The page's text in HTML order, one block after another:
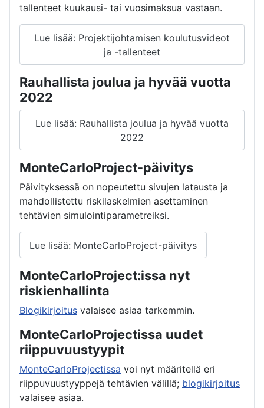
tallenteet kuukausi- tai vuosimaksua vastaan.
Lue lisää: Projektijohtamisen koulutusvideot
ja -tallenteet
Rauhallista joulua ja hyvää vuotta
2022
Lue lisää: Rauhallista joulua ja hyvää vuotta
2022
MonteCarloProject-päivitys
Päivityksessä on nopeutettu sivujen latausta ja
mahdollistettu riskilaskelmien asettaminen
tehtävien simulointiparametreiksi.
Lue lisää: MonteCarloProject-päivitys
MonteCarloProject:issa nyt
riskienhallinta
Blogikirjoitus valaisee asiaa tarkemmin.
MonteCarloProjectissa uudet
riippuvuustyypit
MonteCarloProjectissa voi nyt määritellä eri
riippuvuustyyppejä tehtävien välillä; blogikirjoitus
valaisee asiaa.